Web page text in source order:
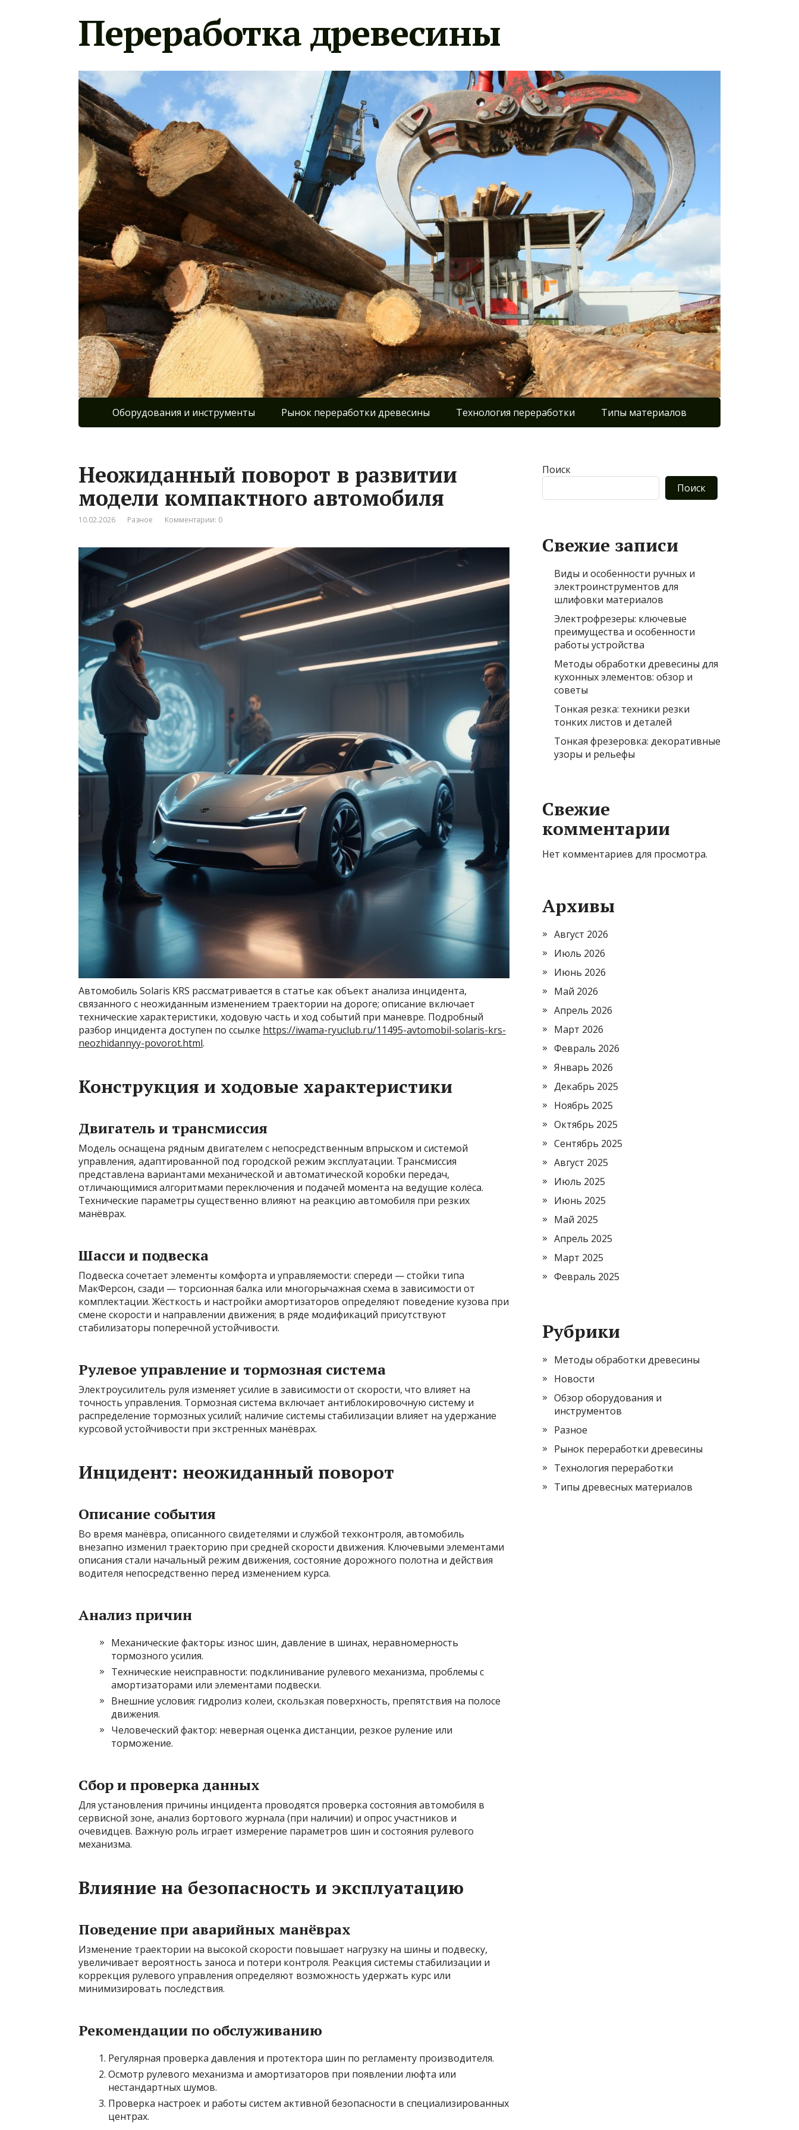
Переработка древесины
Оборудования и инструменты Рынок переработки древесины Технология переработки Типы материалов
Неожиданный поворот в развитии
модели компактного автомобиля
10.02.2026 Разное Комментарии: 0
Автомобиль Solaris KRS рассматривается в статье как объект анализа инцидента,
связанного с неожиданным изменением траектории на дороге; описание включает
технические характеристики, ходовую часть и ход событий при маневре. Подробный
разбор инцидента доступен по ссылке https://iwama-ryuclub.ru/11495-avtomobil-solaris-krs-
neozhidannyy-povorot.html.
Конструкция и ходовые характеристики
Двигатель и трансмиссия
Модель оснащена рядным двигателем с непосредственным впрыском и системой
управления, адаптированной под городской режим эксплуатации. Трансмиссия
представлена вариантами механической и автоматической коробки передач,
отличающимися алгоритмами переключения и подачей момента на ведущие колёса.
Технические параметры существенно влияют на реакцию автомобиля при резких
манёврах.
Шасси и подвеска
Подвеска сочетает элементы комфорта и управляемости: спереди — стойки типа
МакФерсон, сзади — торсионная балка или многорычажная схема в зависимости от
комплектации. Жёсткость и настройки амортизаторов определяют поведение кузова при
смене скорости и направлении движения; в ряде модификаций присутствуют
стабилизаторы поперечной устойчивости.
Рулевое управление и тормозная система
Электроусилитель руля изменяет усилие в зависимости от скорости, что влияет на
точность управления. Тормозная система включает антиблокировочную систему и
распределение тормозных усилий; наличие системы стабилизации влияет на удержание
курсовой устойчивости при экстренных манёврах.
Инцидент: неожиданный поворот
Описание события
Во время манёвра, описанного свидетелями и службой техконтроля, автомобиль
внезапно изменил траекторию при средней скорости движения. Ключевыми элементами
описания стали начальный режим движения, состояние дорожного полотна и действия
водителя непосредственно перед изменением курса.
Анализ причин
Механические факторы: износ шин, давление в шинах, неравномерность
тормозного усилия.
Технические неисправности: подклинивание рулевого механизма, проблемы с
амортизаторами или элементами подвески.
Внешние условия: гидролиз колеи, скользкая поверхность, препятствия на полосе
движения.
Человеческий фактор: неверная оценка дистанции, резкое руление или
торможение.
Сбор и проверка данных
Для установления причины инцидента проводятся проверка состояния автомобиля в
сервисной зоне, анализ бортового журнала (при наличии) и опрос участников и
очевидцев. Важную роль играет измерение параметров шин и состояния рулевого
механизма.
Влияние на безопасность и эксплуатацию
Поведение при аварийных манёврах
Изменение траектории на высокой скорости повышает нагрузку на шины и подвеску,
увеличивает вероятность заноса и потери контроля. Реакция системы стабилизации и
коррекция рулевого управления определяют возможность удержать курс или
минимизировать последствия.
Рекомендации по обслуживанию
Регулярная проверка давления и протектора шин по регламенту производителя.
Осмотр рулевого механизма и амортизаторов при появлении люфта или
нестандартных шумов.
Проверка настроек и работы систем активной безопасности в специализированных
центрах.
Поиск
Поиск
Свежие записи
Виды и особенности ручных и
электроинструментов для
шлифовки материалов
Электрофрезеры: ключевые
преимущества и особенности
работы устройства
Методы обработки древесины для
кухонных элементов: обзор и
советы
Тонкая резка: техники резки
тонких листов и деталей
Тонкая фрезеровка: декоративные
узоры и рельефы
Свежие
комментарии
Нет комментариев для просмотра.
Архивы
Август 2026
Июль 2026
Июнь 2026
Май 2026
Апрель 2026
Март 2026
Февраль 2026
Январь 2026
Декабрь 2025
Ноябрь 2025
Октябрь 2025
Сентябрь 2025
Август 2025
Июль 2025
Июнь 2025
Май 2025
Апрель 2025
Март 2025
Февраль 2025
Рубрики
Методы обработки древесины
Новости
Обзор оборудования и
инструментов
Разное
Рынок переработки древесины
Технология переработки
Типы древесных материалов